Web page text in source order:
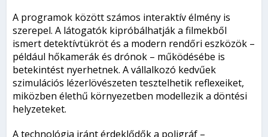
A programok között számos interaktív élmény is
szerepel. A látogatók kipróbálhatják a filmekből
ismert detektívtükröt és a modern rendőri eszközök –
például hőkamerák és drónok – működésébe is
betekintést nyerhetnek. A vállalkozó kedvűek
szimulációs lézerlövészeten tesztelhetik reflexeiket,
miközben élethű környezetben modellezik a döntési
helyzeteket.
A technológia iránt érdeklődők a poligráf –